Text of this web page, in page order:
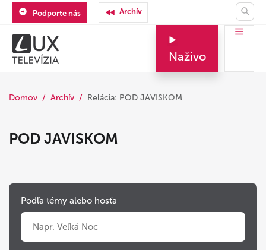
Podporte nás Archív
Naživo
Domov Archív Relácia: POD JAVISKOM
POD JAVISKOM
Podľa témy alebo hosťa